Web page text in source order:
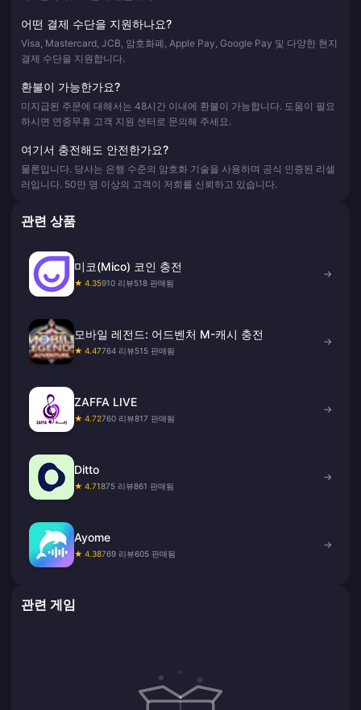
어떤 결제 수단을 지원하나요?
Visa, Mastercard, JCB, 암호화폐, Apple Pay, Google Pay 및 다양한 현지
결제 수단을 지원합니다.
환불이 가능한가요?
미지급된 주문에 대해서는 48시간 이내에 환불이 가능합니다. 도움이 필요
하시면 연중무휴 고객 지원 센터로 문의해 주세요.
여기서 충전해도 안전한가요?
물론입니다. 당사는 은행 수준의 암호화 기술을 사용하며 공식 인증된 리셀
러입니다. 50만 명 이상의 고객이 저희를 신뢰하고 있습니다.
관련 상품
미코(Mico) 코인 충전
★ 4.35910 리뷰518 판매됨
→
모바일 레전드: 어드벤처 M-캐시 충전
★ 4.47764 리뷰515 판매됨
→
ZAFFA LIVE
★ 4.72760 리뷰817 판매됨
→
Ditto
★ 4.71875 리뷰861 판매됨
→
Ayome
★ 4.38769 리뷰605 판매됨
→
관련 게임